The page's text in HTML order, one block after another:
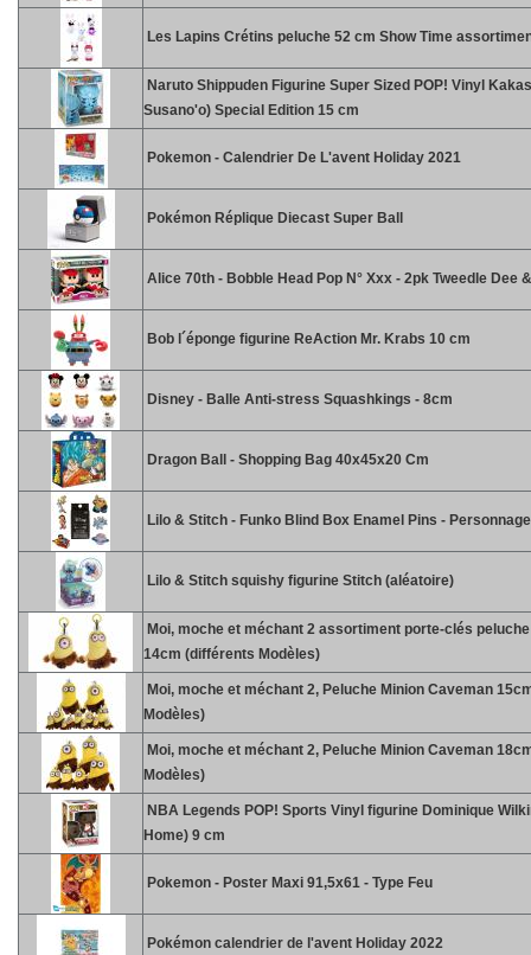
Les Lapins Crétins peluche 52 cm Show Time
Naruto Shippuden Figurine Super Sized POP! Vinyl
Susano'o) Special Edition 15 cm
Pokemon - Calendrier De L'avent Holiday 2021
Pokémon Réplique Diecast Super Ball
Alice 70th - Bobble Head Pop N° Xxx - 2pk Tweedle Dee
Bob l´éponge figurine ReAction Mr. Krabs 10 cm
Disney - Balle Anti-stress Squashkings - 8cm
Dragon Ball - Shopping Bag 40x45x20 Cm
Lilo & Stitch - Funko Blind Box Enamel Pins -
Lilo & Stitch squishy figurine Stitch (aléatoire)
Moi, moche et méchant 2 assortiment porte-clés
14cm (différents Modèles)
Moi, moche et méchant 2, Peluche Minion Caveman
Modèles)
Moi, moche et méchant 2, Peluche Minion Caveman
Modèles)
NBA Legends POP! Sports Vinyl figurine Dominique
Home) 9 cm
Pokemon - Poster Maxi 91,5x61 - Type Feu
Pokémon calendrier de l'avent Holiday 2022